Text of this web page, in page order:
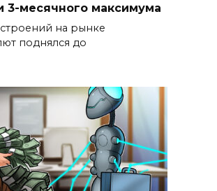
3-месячного максимума
на рынке
поднялся до